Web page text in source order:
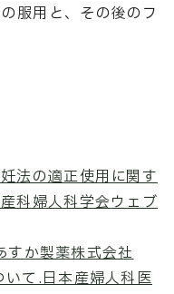
服用と、その後のフ
法の適正使用に関す
科婦人科学会ウェブ
か製薬株式会社
て.日本産婦人科医